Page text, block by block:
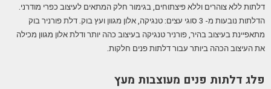
דלתות ללא צוהרים וללא פיצתוחים, בגימור חלק המתאים לעיצוב כפרי מודרני.
הדלתות נובעות מ- 3 סוגי עצים: טנגיקה, אלון מגוון ועץ בוק. דלת פורניר בוק
מתאפיינת בעיצוב בהיר, פורניר טנגיקה בעיצוב כהה יותר ודלת אלון מגוון מכילה
את העיצוב הכהה ביותר עבור דלתות פנים חלקות.
פלג דלתות פנים מעוצבות מעץ